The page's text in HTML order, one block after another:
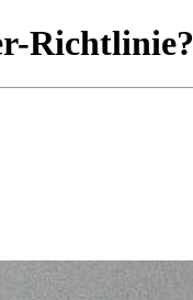
Richtlinie?